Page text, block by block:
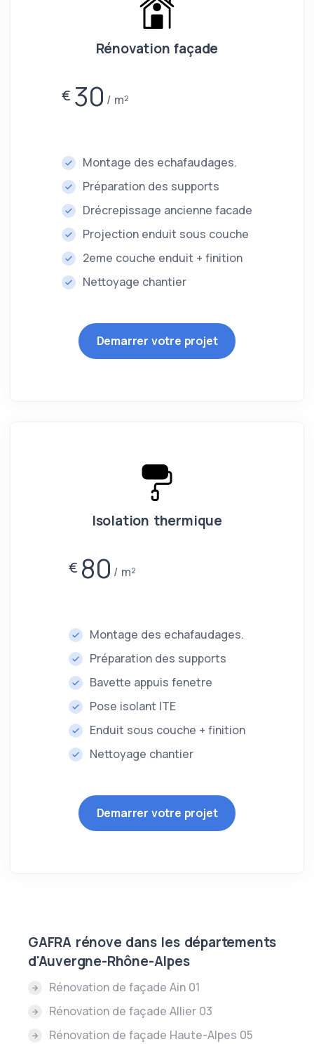
Rénovation façade
€ 30 m²
Montage des echafaudages.
Préparation des supports
Drécrepissage ancienne facade
Projection enduit sous couche
2eme couche enduit + finition
Nettoyage chantier
Demarrer votre projet
Isolation thermique
€ 80 m²
Montage des echafaudages.
Préparation des supports
Bavette appuis fenetre
Pose isolant ITE
Enduit sous couche + finition
Nettoyage chantier
Demarrer votre projet
GAFRA rénove dans les départements
d'Auvergne-Rhône-Alpes
Rénovation de façade Ain 01
Rénovation de façade Allier 03
Rénovation de façade Haute-Alpes 05